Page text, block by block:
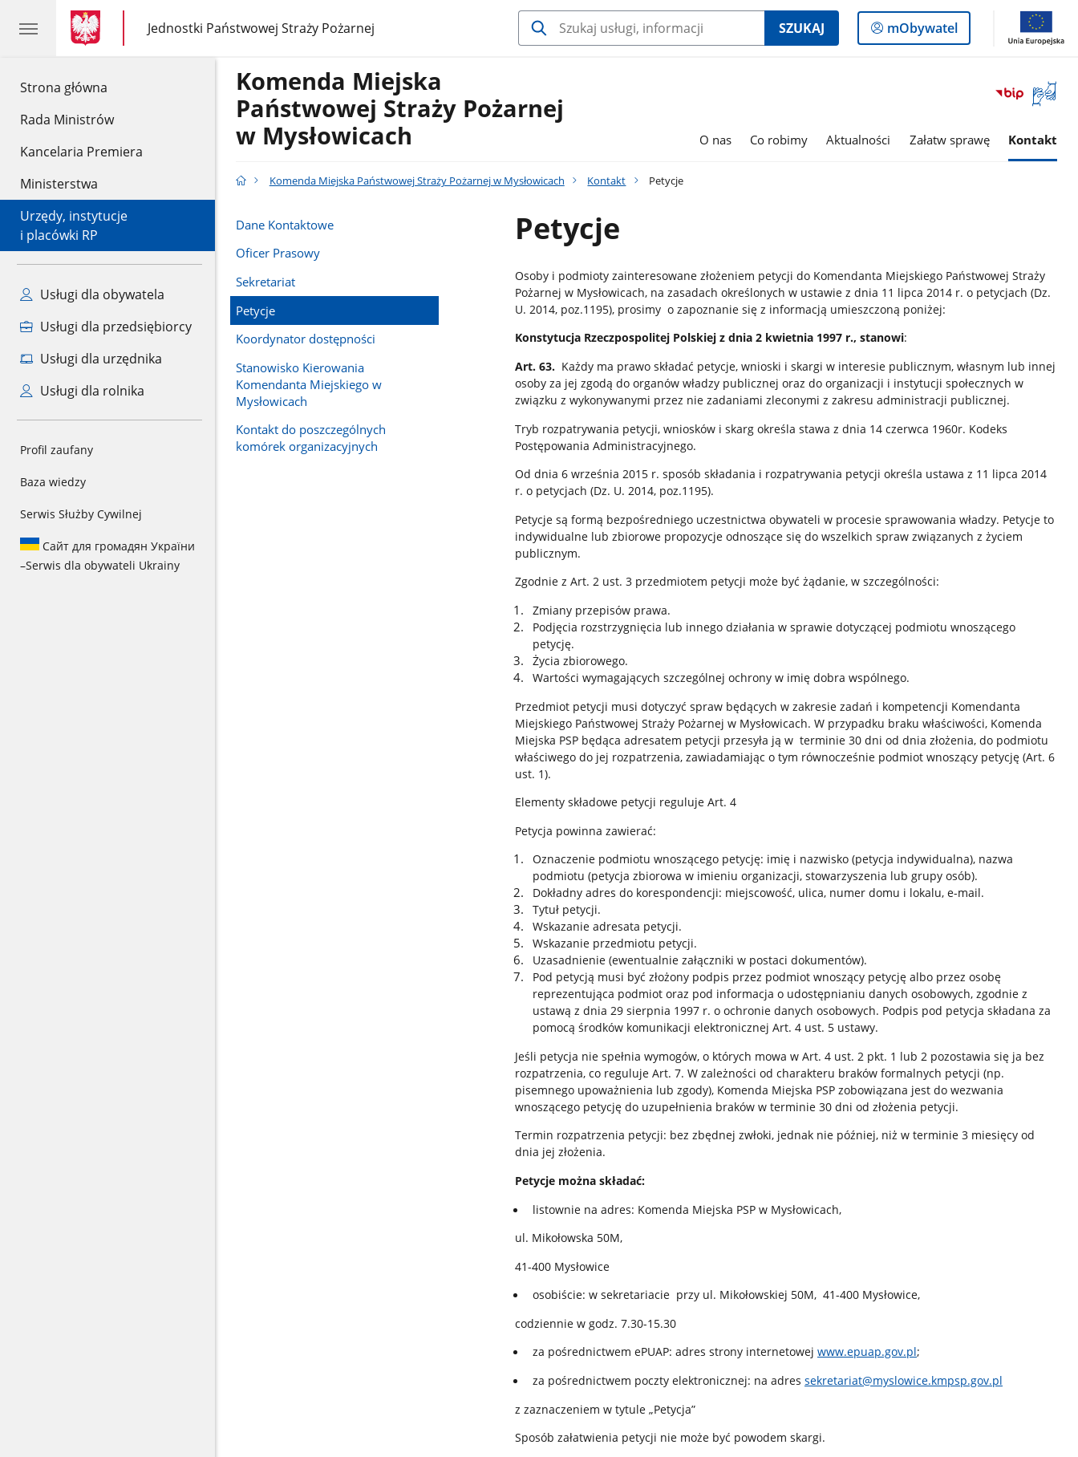
Strona główna
Rada Ministrów
Kancelaria Premiera
Ministerstwa
Urzędy, instytucje
i placówki RP
Usługi dla obywatela
Usługi dla przedsiębiorcy
Usługi dla urzędnika
Usługi dla rolnika
Profil zaufany
Baza wiedzy
Serwis Służby Cywilnej
Сайт для громадян України
–Serwis dla obywateli Ukrainy
gov.pl
gov.pl
Jednostki Państwowej Straży Pożarnej
gov.pl
Jednostki
Państwowej
SZUKAJ
Logowanie
do
mObywatel
Otwórz
okno
języka
Komenda Miejska
Państwowej Straży Pożarnej
w Mysłowicach
O nas Co robimy Aktualności Załatw sprawę Kontakt
Komenda Miejska Państwowej Straży Pożarnej w Mysłowicach Kontakt Petycje
Dane Kontaktowe
Oficer Prasowy
Sekretariat
Petycje
Koordynator dostępności
Stanowisko Kierowania
Komendanta Miejskiego w
Mysłowicach
Kontakt do poszczególnych
komórek organizacyjnych
Petycje
Osoby i podmioty zainteresowane złożeniem petycji do Komendanta Miejskiego Państwowej Straży
Pożarnej w Mysłowicach, na zasadach określonych w ustawie z dnia 11 lipca 2014 r. o petycjach (Dz.
U. 2014, poz.1195), prosimy o zapoznanie się z informacją umieszczoną poniżej:
Konstytucja Rzeczpospolitej Polskiej z dnia 2 kwietnia 1997 r., stanowi:
Art. 63. Każdy ma prawo składać petycje, wnioski i skargi w interesie publicznym, własnym lub innej
osoby za jej zgodą do organów władzy publicznej oraz do organizacji i instytucji społecznych w
związku z wykonywanymi przez nie zadaniami zleconymi z zakresu administracji publicznej.
Tryb rozpatrywania petycji, wniosków i skarg określa stawa z dnia 14 czerwca 1960r. Kodeks
Postępowania Administracyjnego.
Od dnia 6 września 2015 r. sposób składania i rozpatrywania petycji określa ustawa z 11 lipca 2014
r. o petycjach (Dz. U. 2014, poz.1195).
Petycje są formą bezpośredniego uczestnictwa obywateli w procesie sprawowania władzy. Petycje to
indywidualne lub zbiorowe propozycje odnoszące się do wszelkich spraw związanych z życiem
publicznym.
Zgodnie z Art. 2 ust. 3 przedmiotem petycji może być żądanie, w szczególności:
Zmiany przepisów prawa.
Podjęcia rozstrzygnięcia lub innego działania w sprawie dotyczącej podmiotu wnoszącego
petycję.
Życia zbiorowego.
Wartości wymagających szczególnej ochrony w imię dobra wspólnego.
Przedmiot petycji musi dotyczyć spraw będących w zakresie zadań i kompetencji Komendanta
Miejskiego Państwowej Straży Pożarnej w Mysłowicach. W przypadku braku właściwości, Komenda
Miejska PSP będąca adresatem petycji przesyła ją w terminie 30 dni od dnia złożenia, do podmiotu
właściwego do jej rozpatrzenia, zawiadamiając o tym równocześnie podmiot wnoszący petycję (Art. 6
ust. 1).
Elementy składowe petycji reguluje Art. 4
Petycja powinna zawierać:
Oznaczenie podmiotu wnoszącego petycję: imię i nazwisko (petycja indywidualna), nazwa
podmiotu (petycja zbiorowa w imieniu organizacji, stowarzyszenia lub grupy osób).
Dokładny adres do korespondencji: miejscowość, ulica, numer domu i lokalu, e-mail.
Tytuł petycji.
Wskazanie adresata petycji.
Wskazanie przedmiotu petycji.
Uzasadnienie (ewentualnie załączniki w postaci dokumentów).
Pod petycją musi być złożony podpis przez podmiot wnoszący petycję albo przez osobę
reprezentująca podmiot oraz pod informacja o udostępnianiu danych osobowych, zgodnie z
ustawą z dnia 29 sierpnia 1997 r. o ochronie danych osobowych. Podpis pod petycja składana za
pomocą środków komunikacji elektronicznej Art. 4 ust. 5 ustawy.
Jeśli petycja nie spełnia wymogów, o których mowa w Art. 4 ust. 2 pkt. 1 lub 2 pozostawia się ja bez
rozpatrzenia, co reguluje Art. 7. W zależności od charakteru braków formalnych petycji (np.
pisemnego upoważnienia lub zgody), Komenda Miejska PSP zobowiązana jest do wezwania
wnoszącego petycję do uzupełnienia braków w terminie 30 dni od złożenia petycji.
Termin rozpatrzenia petycji: bez zbędnej zwłoki, jednak nie później, niż w terminie 3 miesięcy od
dnia jej złożenia.
Petycje można składać:
listownie na adres: Komenda Miejska PSP w Mysłowicach,
ul. Mikołowska 50M,
41-400 Mysłowice
osobiście: w sekretariacie przy ul. Mikołowskiej 50M, 41-400 Mysłowice,
codziennie w godz. 7.30-15.30
za pośrednictwem ePUAP: adres strony internetowejwww.epuap.gov.pl;
za pośrednictwem poczty elektronicznej: na adressekretariat@myslowice.kmpsp.gov.pl
z zaznaczeniem w tytule „Petycja”
Sposób załatwienia petycji nie może być powodem skargi.